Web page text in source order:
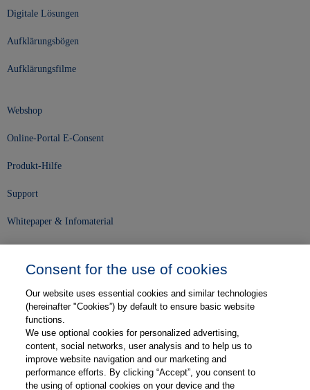
Digitale Lösungen
Aufklärungsbögen
Aufklärungsfilme
Webshop
Online-Portal E-Consent
Produkt-Hilfe
Support
Whitepaper & Infomaterial
Karriere
Kontakt
Web-Semniare
Consent for the use of cookies
Our website uses essential cookies and similar technologies
(hereinafter "Cookies”) by default to ensure basic website
functions.
We use optional cookies for personalized advertising,
content, social networks, user analysis and to help us to
improve website navigation and our marketing and
performance efforts. By clicking “Accept”, you consent to
the using of optional cookies on your device and the